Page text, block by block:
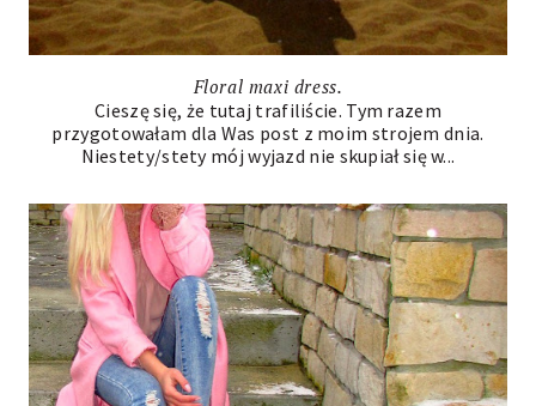
Floral maxi dress.
Cieszę się, że tutaj trafiliście. Tym razem
przygotowałam dla Was post z moim strojem dnia.
Niestety/stety mój wyjazd nie skupiał się w...